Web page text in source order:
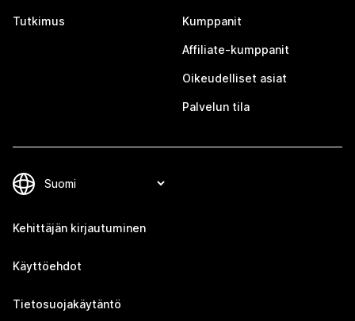
Tutkimus Kumppanit
Affiliate-kumppanit
Oikeudelliset asiat
Palvelun tila
Kehittäjän kirjautuminen
Käyttöehdot
Tietosuojakäytäntö